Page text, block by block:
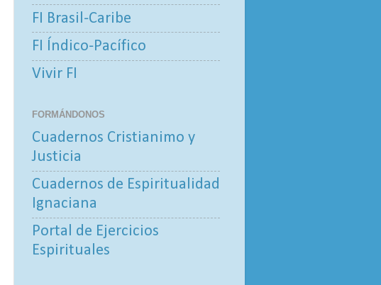
FI Brasil-Caribe
FI Índico-Pacífico
Vivir FI
FORMÁNDONOS
Cuadernos Cristianimo y
Justicia
Cuadernos de Espiritualidad
Ignaciana
Portal de Ejercicios
Espirituales